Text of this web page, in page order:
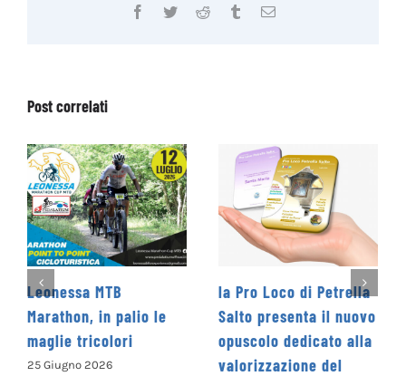
Facebook
TwitterReddit TumblrEmail
Post correlati
la Pro Loco di Petrella
Salto presenta il nuovo
opuscolo dedicato alla
valorizzazione del
La Cooperativa
Levante promuove il
Concorso Letterario
Nazionale